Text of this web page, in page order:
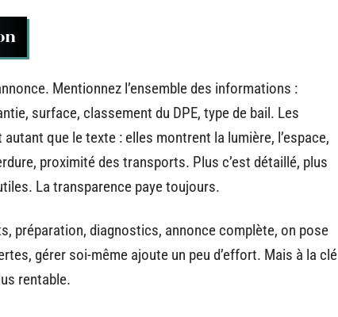
Mentionnez l’ensemble des informations :
surface, classement du DPE, type de bail. Les
que le texte : elles montrent la lumière, l’espace,
proximité des transports. Plus c’est détaillé, plus
La transparence paye toujours.
préparation, diagnostics, annonce complète, on pose
gérer soi-même ajoute un peu d’effort. Mais à la clé
rentable.